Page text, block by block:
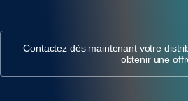
Contactez dès maintenant votre
obtenir une